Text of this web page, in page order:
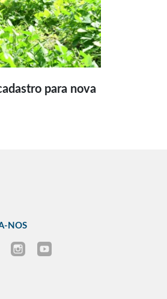
para nova
NOS